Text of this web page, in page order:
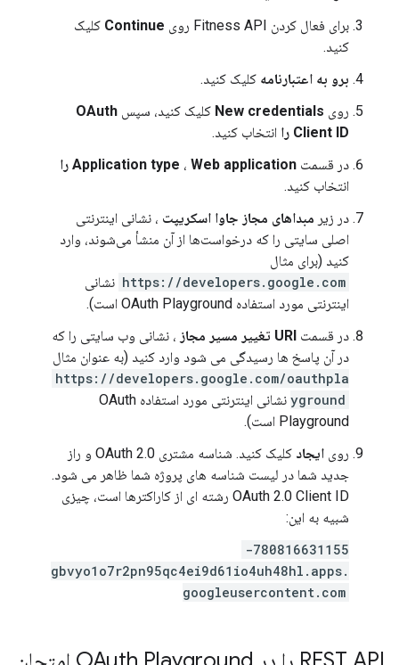
برای فعال کردن Fitness API روی
Continue کلیک
کنید.
برو به اعتبارنامه کلیک کنید.
روی New credentials کلیک کنید، سپس OAuth
Client ID را
انتخاب کنید.
در قسمت
Application type ، Web application را
انتخاب کنید.
در زیر مبداهای مجاز جاوا اسکریپت ، نشانی اینترنتی
اصلی سایتی را که درخواست‌ها از آن منشأ می‌شوند، وارد
کنید (برای مثال
https://developers.google.com نشانی
اینترنتی مورد استفاده OAuth Playground است).
در قسمت URI تغییر مسیر مجاز
، نشانی وب سایتی را که
در آن پاسخ ها رسیدگی می شود وارد کنید (به عنوان مثال
https://developers.google.com/oauthpla
yground
نشانی اینترنتی مورد استفاده OAuth
Playground است).
روی ایجاد
کلیک کنید. شناسه مشتری OAuth 2.0 و راز
جدید شما در لیست شناسه های پروژه شما ظاهر می شود.
OAuth 2.0 Client ID رشته ای از کاراکترها است، چیزی
شبیه به این:
780816631155-
gbvyo1o7r2pn95qc4ei9d61io4uh48hl.apps.
googleusercontent.com